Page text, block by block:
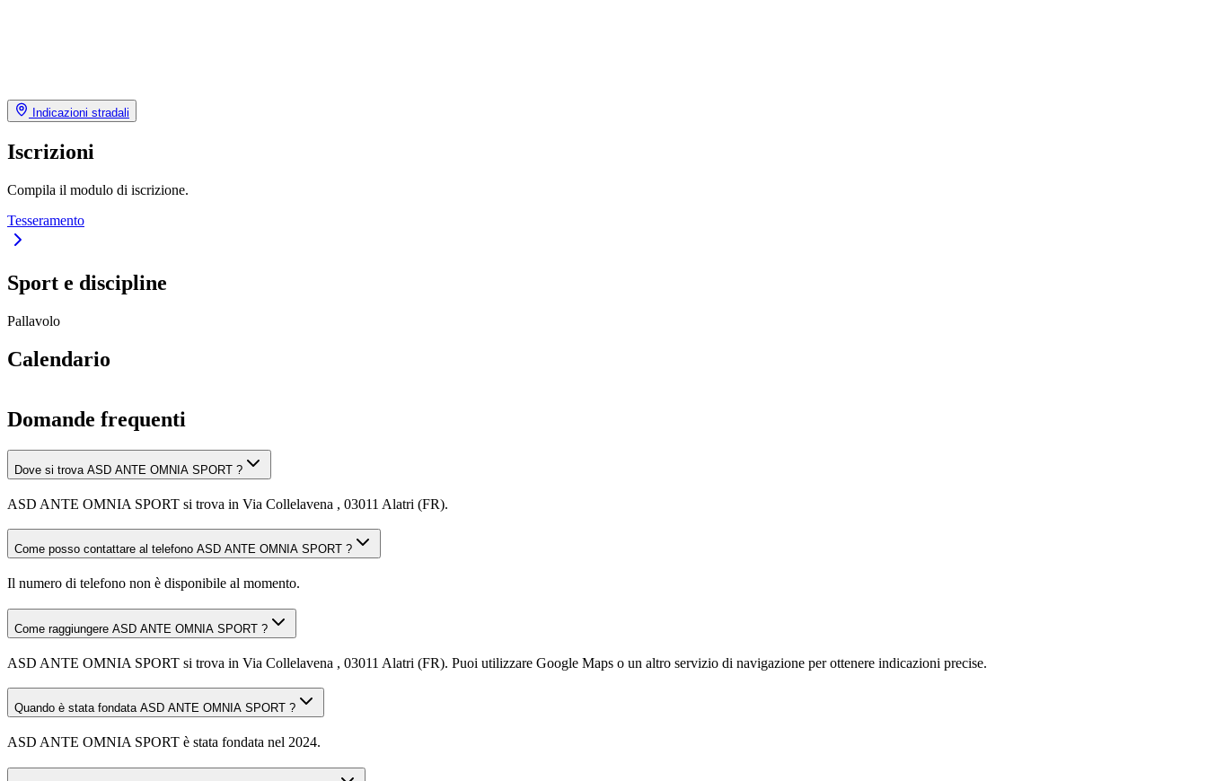
Indicazioni stradali
Iscrizioni
Compila il modulo di iscrizione.
Tesseramento
Sport e discipline
Pallavolo
Calendario
Domande frequenti
Dove si trova ASD ANTE OMNIA SPORT ?
ASD ANTE OMNIA SPORT si trova in Via Collelavena , 03011 Alatri (FR).
Come posso contattare al telefono ASD ANTE OMNIA SPORT ?
Il numero di telefono non è disponibile al momento.
Come raggiungere ASD ANTE OMNIA SPORT ?
ASD ANTE OMNIA SPORT si trova in Via Collelavena , 03011 Alatri (FR). Puoi utilizzare Google Maps o un altro servizio di navigazione per ottenere indicazioni precise.
Quando è stata fondata ASD ANTE OMNIA SPORT ?
ASD ANTE OMNIA SPORT è stata fondata nel 2024.